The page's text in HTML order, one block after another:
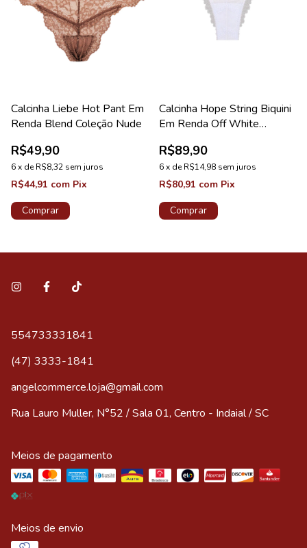
Calcinha Liebe Hot Pant Em
Renda Blend Coleção Nude
R$49,90
6x deR$8,32 sem juros
R$44,91 com Pix
Comprar
Calcinha Hope String Biquini
Em Renda Off White
R$89,90
6x deR$14,98 sem juros
R$80,91 com Pix
Comprar
554733331841
(47) 3333-1841
angelcommerce.loja@gmail.com
Rua Lauro Muller, N°52 / Sala 01, Centro - Indaial / SC
Meios de pagamento
Meios de envio